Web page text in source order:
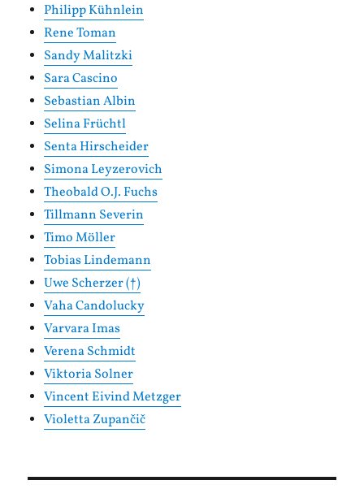
Philipp Kühnlein
Rene Toman
Sandy Malitzki
Sara Cascino
Sebastian Albin
Selina Früchtl
Senta Hirscheider
Simona Leyzerovich
Theobald O.J. Fuchs
Tillmann Severin
Timo Möller
Tobias Lindemann
Uwe Scherzer (†)
Vaha Candolucky
Varvara Imas
Verena Schmidt
Viktoria Solner
Vincent Eivind Metzger
Violetta Zupančič